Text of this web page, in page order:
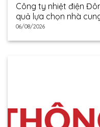
Công ty nhiệt điện
quả lựa chọn nhà
06/08/2026